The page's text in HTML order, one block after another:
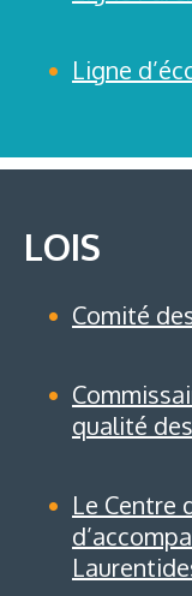
Ligne
LOIS
Comité
qualité
Le Centre